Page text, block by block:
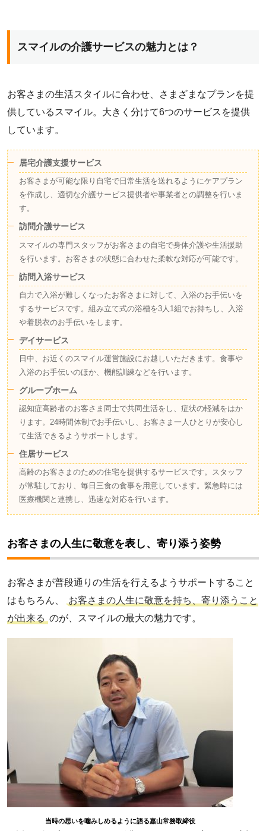
スマイルの介護サービスの魅力とは？
お客さまの生活スタイルに合わせ、さまざまなプランを提
供しているスマイル。大きく分けて6つのサービスを提供
しています。
居宅介護支援サービス
お客さまが可能な限り自宅で日常生活を送れるようにケアプラン
を作成し、適切な介護サービス提供者や事業者との調整を行いま
す。
訪問介護サービス
スマイルの専門スタッフがお客さまの自宅で身体介護や生活援助
を行います。お客さまの状態に合わせた柔軟な対応が可能です。
訪問入浴サービス
自力で入浴が難しくなったお客さまに対して、入浴のお手伝いを
するサービスです。組み立て式の浴槽を3人1組でお持ちし、入浴
や着脱衣のお手伝いをします。
デイサービス
日中、お近くのスマイル運営施設にお越しいただきます。食事や
入浴のお手伝いのほか、機能訓練などを行います。
グループホーム
認知症高齢者のお客さま同士で共同生活をし、症状の軽減をはか
ります。24時間体制でお手伝いし、お客さま一人ひとりが安心し
て生活できるようサポートします。
住居サービス
高齢のお客さまのための住宅を提供するサービスです。スタッフ
が常駐しており、毎日三食の食事を用意しています。緊急時には
医療機関と連携し、迅速な対応を行います。
お客さまの人生に敬意を表し、寄り添う姿勢
お客さまが普段通りの生活を行えるようサポートすること
はもちろん、
お客さまの人生に敬意を持ち、寄り添うこと
が出来る のが、スマイルの最大の魅力です。
当時の思いを噛みしめるように語る嘉山常務取締役